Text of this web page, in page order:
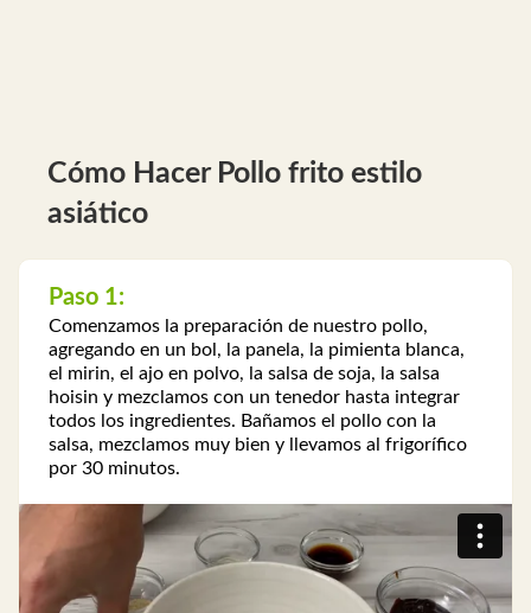
Cómo Hacer Pollo frito estilo
asiático
Paso 1:
Comenzamos la preparación de nuestro pollo,
agregando en un bol, la panela, la pimienta blanca,
el mirin, el ajo en polvo, la salsa de soja, la salsa
hoisin y mezclamos con un tenedor hasta integrar
todos los ingredientes. Bañamos el pollo con la
salsa, mezclamos muy bien y llevamos al frigorífico
por 30 minutos.